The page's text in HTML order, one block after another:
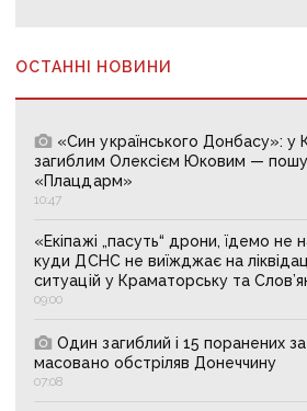
ОСТАННІ НОВИНИ
«Син українського Донбасу»: у
загиблим Олексієм Юковим —
«Плацдарм»
10:47
«Екіпажі „пасуть“ дрони, їдемо не
куди ДСНС не виїжджає на
ситуацій у Краматорську та
09:00
Один загиблий і 15 поранених
масовано обстріляв Донеччину
07:08